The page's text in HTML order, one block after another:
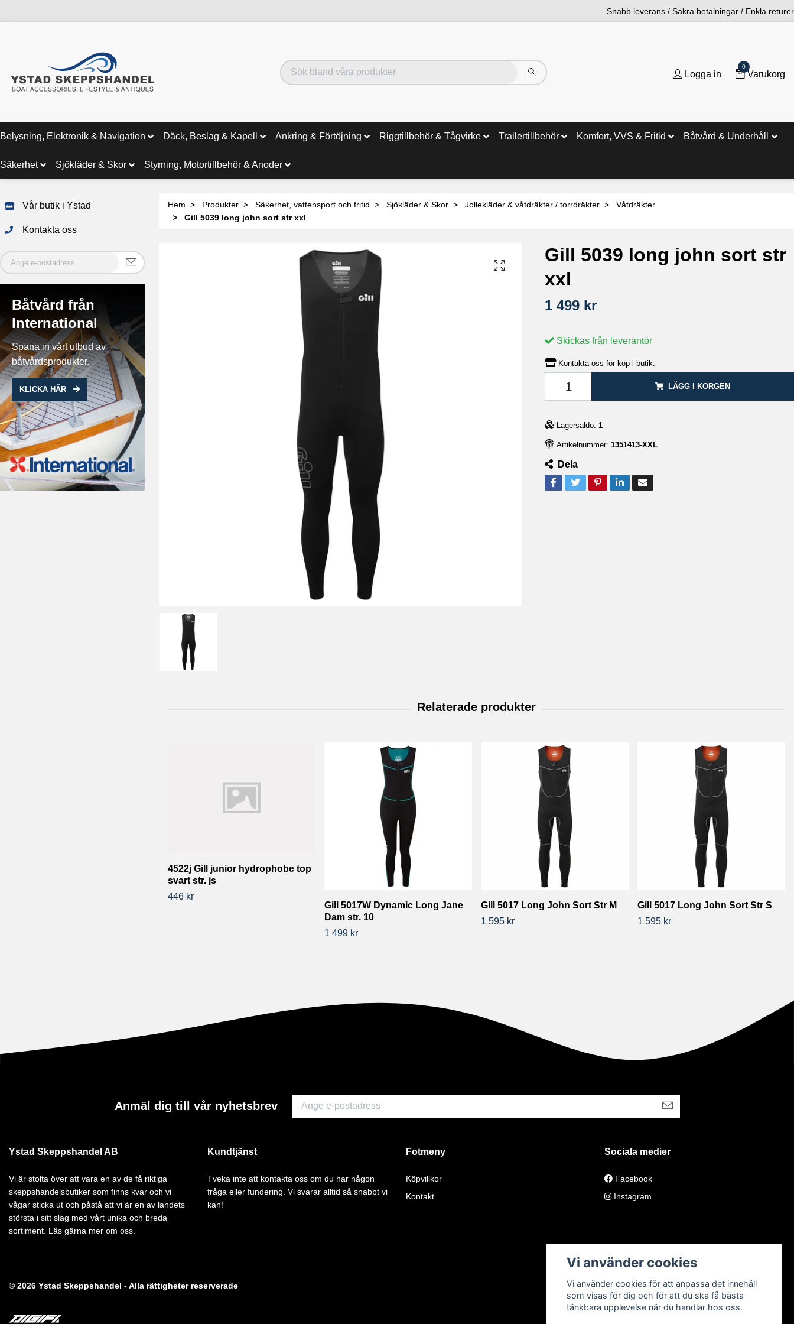
Snabb leverans / Säkra betalningar / Enkla returer
Logga in
0
Varukorg
Belysning, Elektronik & Navigation Däck, Beslag & Kapell Ankring & Förtöjning Riggtillbehör & Tågvirke Trailertillbehör Komfort, VVS & Fritid Båtvård & Underhåll
Säkerhet Sjökläder & Skor Styrning, Motortillbehör & Anoder
Vår butik i Ystad
Kontakta oss
Båtvård från
International
Spana in vårt utbud av
båtvårdsprodukter.
KLICKA HÄR
Hem Produkter Säkerhet, vattensport och fritid Sjökläder & Skor Jollekläder & våtdräkter / torrdräkter
Våtdräkter
Gill 5039 long john sort str xxl
Gill 5039 long john sort str
xxl
1 499 kr
Skickas från leverantör
Kontakta oss för köp i butik.
LÄGG I KORGEN
Lagersaldo: 1
Artikelnummer: 1351413-XXL
Dela
4522j Gill junior hydrophobe top
svart str. js
446 kr
Gill 5017W Dynamic Long Jane
Dam str. 10
1 499 kr
Gill 5017 Long John Sort Str M
1 595 kr
Gill 5017 Long John Sort Str S
1 595 kr
Anmäl dig till vår nyhetsbrev
Ystad Skeppshandel AB
Vi är stolta över att vara en av de få riktiga
skeppshandelsbutiker som finns kvar och vi
vågar sticka ut och påstå att vi är en av landets
största i sitt slag med vårt unika och breda
sortiment. Läs gärna mer om oss.
Kundtjänst
Tveka inte att kontakta oss om du har någon
fråga eller fundering. Vi svarar alltid så snabbt vi
kan!
Fotmeny
Köpvillkor
Kontakt
Sociala medier
Facebook
Instagram
© 2026 Ystad Skeppshandel - Alla rättigheter reserverade
Vi använder cookies
Vi använder cookies för att anpassa det innehåll
som visas för dig och för att du ska få bästa
tänkbara upplevelse när du handlar hos oss.